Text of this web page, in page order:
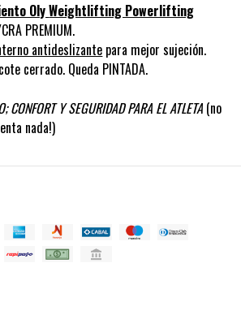
OlyWeightlifting Powerlifting
PREMIUM.
antideslizante para mejor sujeción.
cerrado. Queda PINTADA.
CONFORT Y SEGURIDAD PARA EL ATLETA (no
nada!)